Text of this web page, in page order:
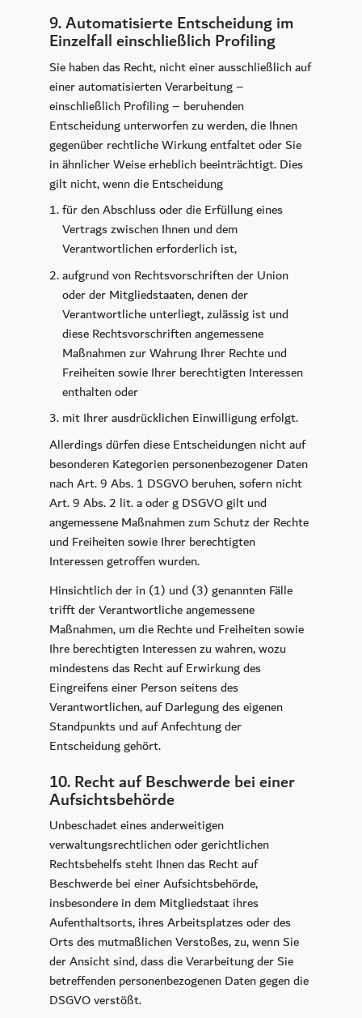
9. Automatisierte Entscheidung im
Einzelfall einschließlich Profiling
Sie haben das Recht, nicht einer ausschließlich auf
einer automatisierten Verarbeitung –
einschließlich Profiling – beruhenden
Entscheidung unterworfen zu werden, die Ihnen
gegenüber rechtliche Wirkung entfaltet oder Sie
in ähnlicher Weise erheblich beeinträchtigt. Dies
gilt nicht, wenn die Entscheidung
für den Abschluss oder die Erfüllung eines
Vertrags zwischen Ihnen und dem
Verantwortlichen erforderlich ist,
aufgrund von Rechtsvorschriften der Union
oder der Mitgliedstaaten, denen der
Verantwortliche unterliegt, zulässig ist und
diese Rechtsvorschriften angemessene
Maßnahmen zur Wahrung Ihrer Rechte und
Freiheiten sowie Ihrer berechtigten Interessen
enthalten oder
mit Ihrer ausdrücklichen Einwilligung erfolgt.
Allerdings dürfen diese Entscheidungen nicht auf
besonderen Kategorien personenbezogener Daten
nach Art. 9 Abs. 1 DSGVO beruhen, sofern nicht
Art. 9 Abs. 2 lit. a oder g DSGVO gilt und
angemessene Maßnahmen zum Schutz der Rechte
und Freiheiten sowie Ihrer berechtigten
Interessen getroffen wurden.
Hinsichtlich der in (1) und (3) genannten Fälle
trifft der Verantwortliche angemessene
Maßnahmen, um die Rechte und Freiheiten sowie
Ihre berechtigten Interessen zu wahren, wozu
mindestens das Recht auf Erwirkung des
Eingreifens einer Person seitens des
Verantwortlichen, auf Darlegung des eigenen
Standpunkts und auf Anfechtung der
Entscheidung gehört.
10. Recht auf Beschwerde bei einer
Aufsichtsbehörde
Unbeschadet eines anderweitigen
verwaltungsrechtlichen oder gerichtlichen
Rechtsbehelfs steht Ihnen das Recht auf
Beschwerde bei einer Aufsichtsbehörde,
insbesondere in dem Mitgliedstaat ihres
Aufenthaltsorts, ihres Arbeitsplatzes oder des
Orts des mutmaßlichen Verstoßes, zu, wenn Sie
der Ansicht sind, dass die Verarbeitung der Sie
betreffenden personenbezogenen Daten gegen die
DSGVO verstößt.